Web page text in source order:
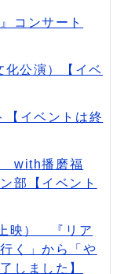
コンサート
公演）【イベ
イベントは終
with播磨福
部【イベント
映） 『リア
く」から「や
しました】